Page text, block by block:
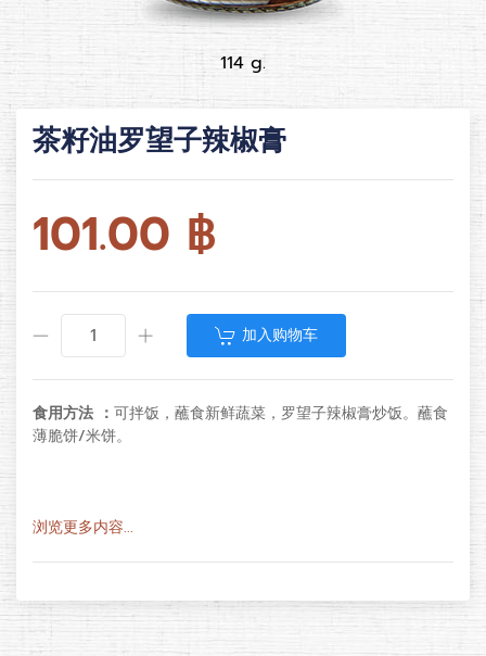
114 g.
茶籽油罗望子辣椒膏
101.00 ฿
加入购物车
食用方法 ： 可拌饭，蘸食新鲜蔬菜，罗望子辣椒膏炒饭。蘸食
薄脆饼/米饼。
浏览更多内容...